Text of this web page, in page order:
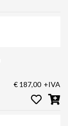
€ 187,00 +IVA